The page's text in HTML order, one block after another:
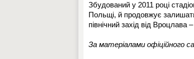
Збудований у 2011 році
Польщі, й продовжує
північний захід від Вроцлава
За матеріалами офіційного